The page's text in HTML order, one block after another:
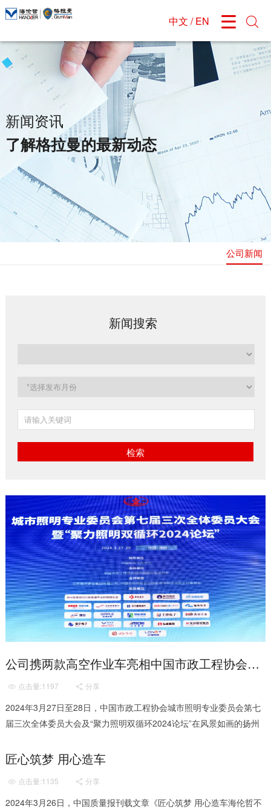

企业介绍
发展历程
企业文化
公司荣誉
公司新闻
城市主战消防车系列
无人机消防车
水罐泡沫消防车系列
举高喷射车系列
特种车系列
消防机器人系列
研发能力
产品定制
服务介绍
服务案例
售后网络
在线留言
公司招聘
应聘须知

中文 / EN
新闻资讯
了解格拉曼的最新动态
公司新闻
新闻搜索
检索
公司携两款高空作业车亮相中国市政工程协会城市照明专业委员会第七届三次全体委员大会暨“聚力照明双循环2024论坛”
 点击量:1197  分享
2024年3月27日至28日，中国市政工程协会城市照明专业委员会第七
届三次全体委员大会及“聚力照明双循环2024论坛”在风景如画的扬州
匠心筑梦 用心造车
 点击量:1135  分享
2024年3月26日，中国质量报刊载文章《匠心筑梦 用心造车海伦哲不